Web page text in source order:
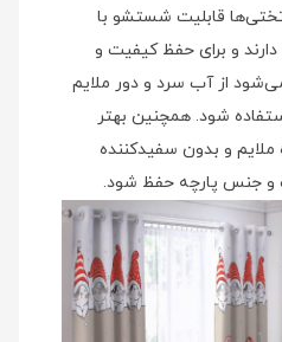
قابلیت شستشو با
و برای حفظ کیفیت و
از آب سرد و دور ملایم
شود. همچنین بهتر
و بدون سفیدکننده
و جنس پارچه حفظ شود.